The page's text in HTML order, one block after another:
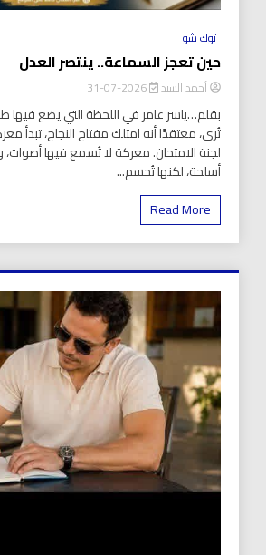
توك شو
حين تعجز السماعة.. ينتصر العدل
أحمد السيد 2026-07-31
بقلم…ياسر عامر في اللحظة التي يضع فيها
تُرى، معتقدًا أنه امتلك مفتاح النجاح، تبدأ
لجنة الامتحان. معركة لا تُسمع فيها أصوات،
أسلحة، لكنها تُحسم...
Read More